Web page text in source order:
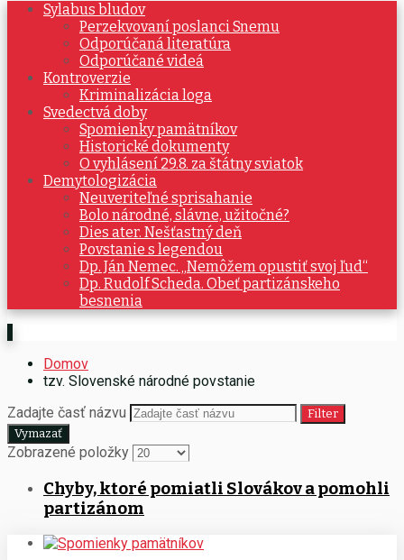
Sylabus bludov
Perzekvovaní poslanci Snemu
Odporúčaná literatúra
Odporúčané videá
Kontroverzie
Kriminalizácia loga
Svedectvá doby
Spomienky pamätníkov
Historické dokumenty
O vyhlásení 29.8. za štátny sviatok
Demytologizácia
Neuveriteľné sprisahanie
Bolo národné, slávne, užitočné?
Dies ater. Nešťastný deň
Povstanie s legendou
Dp. Ján Nemec. „Nemôžem opustiť svoj ľud“
Dp. Rudolf Scheda. Obeť partizánskeho
besnenia
Domov
tzv. Slovenské národné povstanie
Zadajte časť názvu
Filter
Vymazať
Zobrazené položky
Chyby, ktoré pomiatli Slovákov a pomohli
partizánom